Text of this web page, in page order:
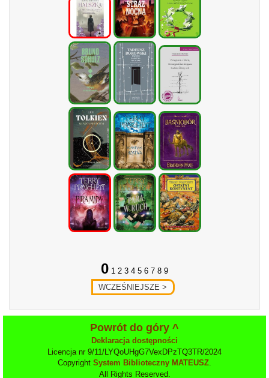
0 1 2 3 4 5 6 7 8 9
Powrót do góry ^
Deklaracja dostępności
Licencja nr 9/11/LYQoUHgG7VexDPzTQ3TR/2024
Copyright System Biblioteczny MATEUSZ.
All Rights Reserved.